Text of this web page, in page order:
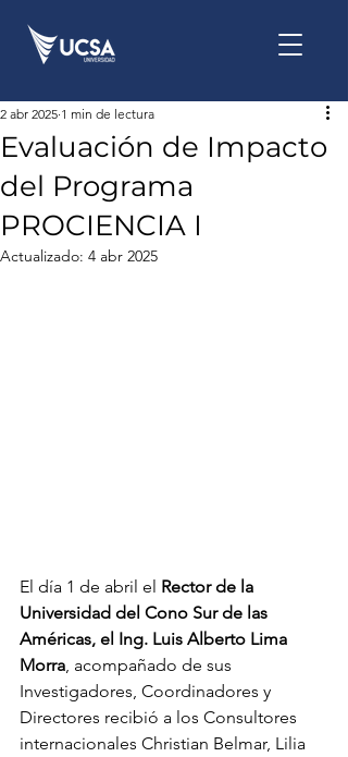
Evaluación de Impacto
del Programa
PROCIENCIA I
2 abr 2025 1 min de lectura
Actualizado: 4 abr 2025
El día 1 de abril el Rector de la
Universidad del Cono Sur de las
Américas, el Ing. Luis Alberto Lima
Morra, acompañado de sus
Investigadores, Coordinadores y
Directores recibió a los Consultores
internacionales Christian Belmar, Lilia